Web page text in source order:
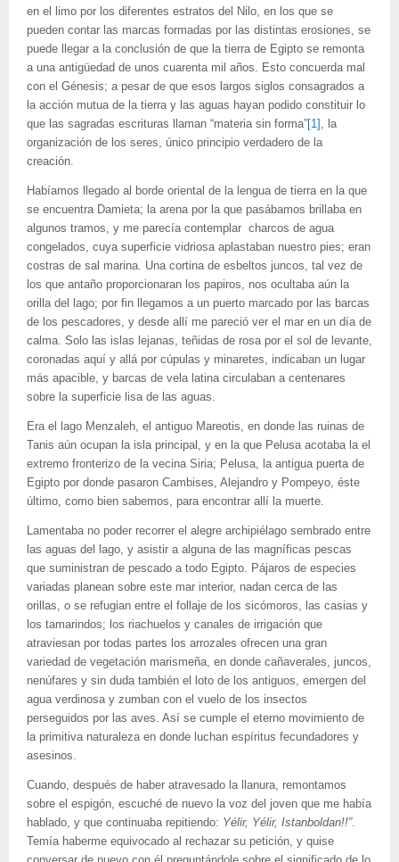
en el limo por los diferentes estratos del Nilo, en los que se
pueden contar las marcas formadas por las distintas erosiones, se
puede llegar a la conclusión de que la tierra de Egipto se remonta
a una antigüedad de unos cuarenta mil años. Esto concuerda mal
con el Génesis; a pesar de que esos largos siglos consagrados a
la acción mutua de la tierra y las aguas hayan podido constituir lo
que las sagradas escrituras llaman “materia sin forma” [1] , la
organización de los seres, único principio verdadero de la
creación.
Habíamos llegado al borde oriental de la lengua de tierra en la que
se encuentra Damieta; la arena por la que pasábamos brillaba en
algunos tramos, y me parecía contemplar charcos de agua
congelados, cuya superficie vidriosa aplastaban nuestro pies; eran
costras de sal marina. Una cortina de esbeltos juncos, tal vez de
los que antaño proporcionaran los papiros, nos ocultaba aún la
orilla del lago; por fin llegamos a un puerto marcado por las barcas
de los pescadores, y desde allí me pareció ver el mar en un día de
calma. Solo las islas lejanas, teñidas de rosa por el sol de levante,
coronadas aquí y allá por cúpulas y minaretes, indicaban un lugar
más apacible, y barcas de vela latina circulaban a centenares
sobre la superficie lisa de las aguas.
Era el lago Menzaleh, el antiguo Mareotis, en donde las ruinas de
Tanis aún ocupan la isla principal, y en la que Pelusa acotaba la el
extremo fronterizo de la vecina Siria; Pelusa, la antigua puerta de
Egipto por donde pasaron Cambises, Alejandro y Pompeyo, éste
último, como bien sabemos, para encontrar allí la muerte.
Lamentaba no poder recorrer el alegre archipiélago sembrado entre
las aguas del lago, y asistir a alguna de las magníficas pescas
que suministran de pescado a todo Egipto. Pájaros de especies
variadas planean sobre este mar interior, nadan cerca de las
orillas, o se refugian entre el follaje de los sicómoros, las casias y
los tamarindos; los riachuelos y canales de irrigación que
atraviesan por todas partes los arrozales ofrecen una gran
variedad de vegetación marismeña, en donde cañaverales, juncos,
nenúfares y sin duda también el loto de los antiguos, emergen del
agua verdinosa y zumban con el vuelo de los insectos
perseguidos por las aves. Así se cumple el eterno movimiento de
la primitiva naturaleza en donde luchan espíritus fecundadores y
asesinos.
Cuando, después de haber atravesado la llanura, remontamos
sobre el espigón, escuché de nuevo la voz del joven que me había
hablado, y que continuaba repitiendo: Yélir, Yélir, Istanboldan!!”.
Temía haberme equivocado al rechazar su petición, y quise